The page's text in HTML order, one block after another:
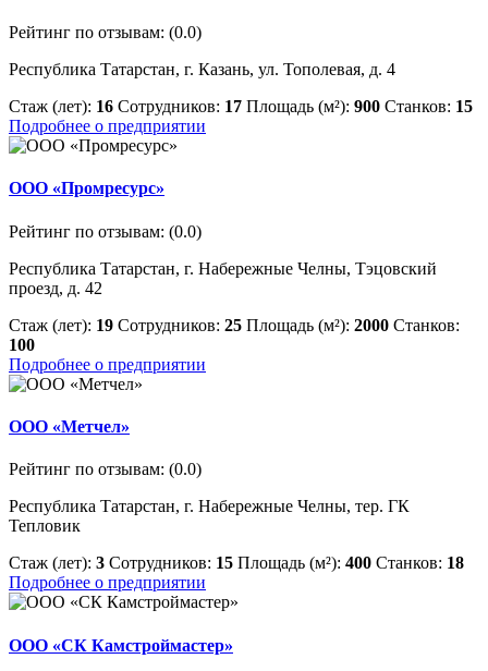
Рейтинг по отзывам: (0.0)
Республика Татарстан, г. Казань, ул. Тополевая, д. 4
Стаж (лет): 16 Сотрудников: 17 Площадь (м²): 900 Станков: 15
Подробнее о предприятии
ООО «Промресурс»
Рейтинг по отзывам: (0.0)
Республика Татарстан, г. Набережные Челны, Тэцовский
проезд, д. 42
Стаж (лет): 19 Сотрудников: 25 Площадь (м²): 2000 Станков:
100
Подробнее о предприятии
ООО «Метчел»
Рейтинг по отзывам: (0.0)
Республика Татарстан, г. Набережные Челны, тер. ГК
Тепловик
Стаж (лет): 3 Сотрудников: 15 Площадь (м²): 400 Станков: 18
Подробнее о предприятии
ООО «СК Камстроймастер»